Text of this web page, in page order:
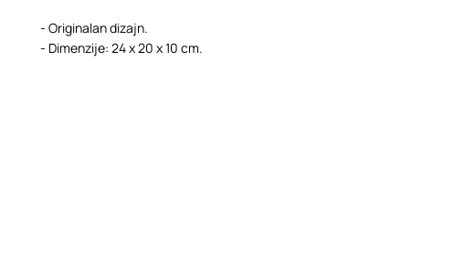
- Originalan dizajn.
- Dimenzije: 24 x 20 x 10 cm.